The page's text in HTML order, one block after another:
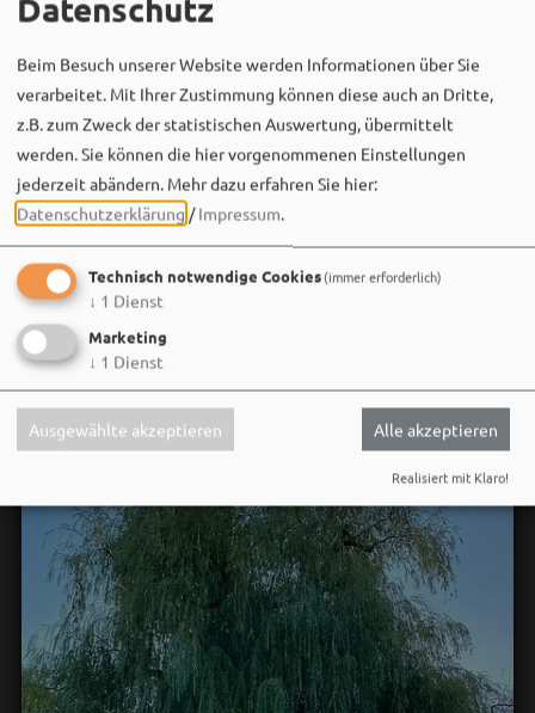
Bergwaldtheater
06. August um 18:08 via Facebook
Sei wie Luisa & Chiara!
Komm am 08.08. ins Bergwaldtheater und hol dir deinen
neuen Ohrwurm. 🎤✨
Gute Musik, beste Stimmung und ein Sommerabend,
der im Kopf bleibt. 🌿🎵
Wir sehen uns…
Beim Besuch unserer Website werden Informationen über Sie
verarbeitet. Mit Ihrer Zustimmung können diese auch an Dritte,
z.B. zum Zweck der statistischen Auswertung, übermittelt
werden. Sie können die hier vorgenommenen Einstellungen
jederzeit abändern. Mehr dazu erfahren Sie hier:
Datenschutzerklärung /Impressum.
Technisch notwendige Cookies(immer erforderlich)
↓ 1 Dienst
Marketing
↓ 1 Dienst
Ausgewählte akzeptieren Alle akzeptieren
Realisiert mit Klaro!